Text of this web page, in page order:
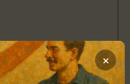
Mambo
×